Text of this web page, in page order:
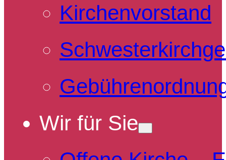
Kirchenvorstand
Wir für Sie